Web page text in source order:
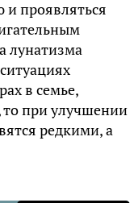
и проявляться
лунатизма
в семье,
при улучшении
редкими, а